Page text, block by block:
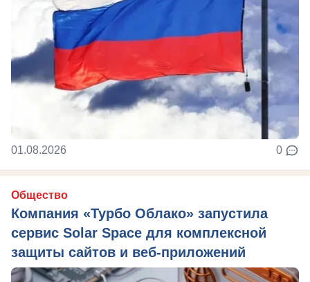
01.08.2026 0
Общество
Компания «Турбо Облако» запустила
сервис Solar Space для комплексной
защиты сайтов и веб-приложений